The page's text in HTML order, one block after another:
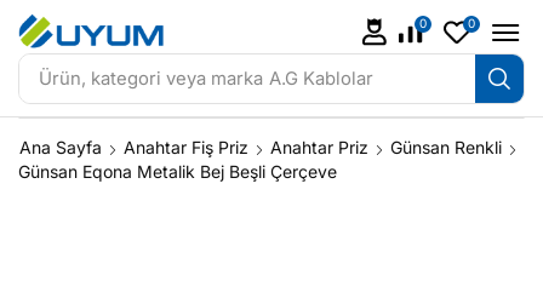
Ürün, kategori veya marka A.G Kablolar
0 0
Ana Sayfa Anahtar Fiş Priz Anahtar Priz
Günsan Renkli
Günsan Eqona Metalik Bej Beşli Çerçeve